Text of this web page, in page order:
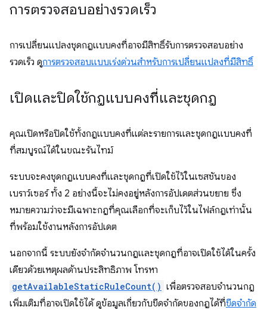
การตรวจสอบอย่างรวดเร็ว
การเปลี่ยนแปลงชุดกฎแบบคงที่อาจมีสิทธิ์รับการตรวจสอบอย่าง
รวดเร็ว ดูการตรวจสอบแบบเร่งด่วนสำหรับการเปลี่ยนแปลงที่มีสิทธิ์
เปิดและปิดใช้กฎแบบคงที่และชุดกฎ
คุณเปิดหรือปิดใช้ทั้งกฎแบบคงที่แต่ละรายการและชุดกฎแบบคงที่
ที่สมบูรณ์ได้ในขณะรันไทม์
ระบบจะคงชุดกฎแบบคงที่และชุดกฎที่เปิดใช้ไว้ในเซสชันของ
เบราว์เซอร์ ทั้ง 2 อย่างนี้จะไม่คงอยู่หลังการอัปเดตส่วนขยาย ซึ่ง
หมายความว่าจะมีเฉพาะกฎที่คุณเลือกที่จะเก็บไว้ในไฟล์กฎเท่านั้น
ที่พร้อมใช้งานหลังการอัปเดต
นอกจากนี้ ระบบยังจำกัดจำนวนกฎและชุดกฎที่อาจเปิดใช้ได้ในครั้ง
เดียวด้วยเหตุผลด้านประสิทธิภาพ โทรหา
getAvailableStaticRuleCount() เพื่อตรวจสอบจำนวนกฎ
เพิ่มเติมที่อาจเปิดใช้ได้ ดูข้อมูลเกี่ยวกับขีดจํากัดของกฎได้ที่ขีดจํากัด